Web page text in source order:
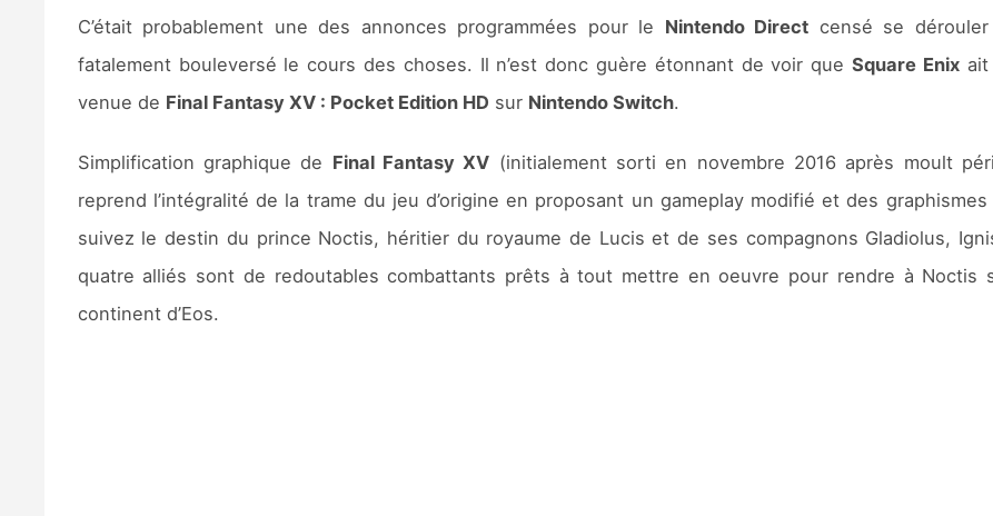
C’était probablement une des annonces programmées pour le Nintendo Direct censé se
fatalement bouleversé le cours des choses. Il n’est donc guère étonnant de voir queSquare Enixait
venue de Final Fantasy XV : Pocket Edition HD sur Nintendo Switch.
Simplification graphique de Final Fantasy XV (initialement sorti en novembre 2016 après moult
reprend l’intégralité de la trame du jeu d’origine en proposant un gameplay modifié et des
suivez le destin du prince Noctis, héritier du royaume de Lucis et de ses compagnons Gladiolus,
quatre alliés sont de redoutables combattants prêts à tout mettre en oeuvre pour rendre à
continent d’Eos.